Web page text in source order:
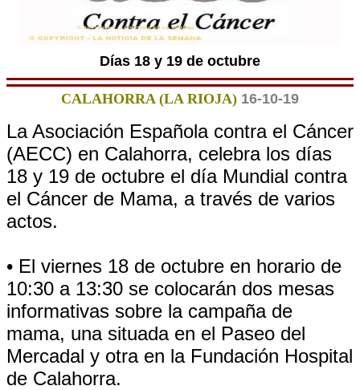
Días 18 y 19 de octubre
CALAHORRA (LA RIOJA) 16-10-19
La Asociación Española contra el Cáncer
(AECC) en Calahorra, celebra los días
18 y 19 de octubre el día Mundial contra
el Cáncer de Mama, a través de varios
actos.
• El viernes 18 de octubre en horario de
10:30 a 13:30 se colocarán dos mesas
informativas sobre la campaña de
mama, una situada en el Paseo del
Mercadal y otra en la Fundación Hospital
de Calahorra.